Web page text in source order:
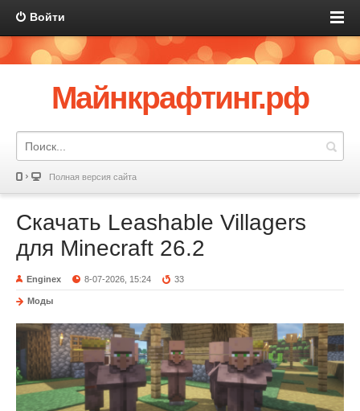
Войти
Майнкрафтинг.рф
Полная версия сайта
Скачать Leashable Villagers
для Minecraft 26.2
Enginex 8-07-2026, 15:24 33
Моды